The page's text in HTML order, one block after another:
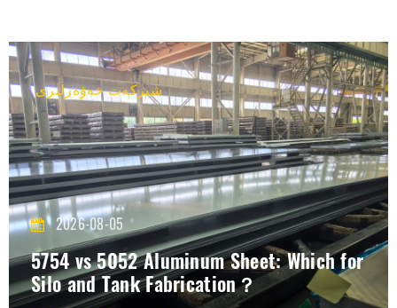
شىركەت خەۋەرلىرى
5754 vs 5052 Aluminum Sheet: Which for
Silo and Tank Fabrication？
2026-08-05